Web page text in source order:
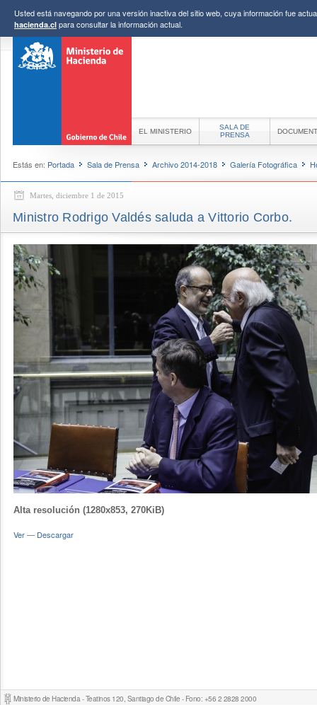
Usted está navegando por una versión inactiva del sitio web, cuya información fue
hacienda.cl para consultar la información actual.
EL MINISTERIO
SALA DE
PRENSA
Estás en: Portada Sala de Prensa Archivo 2014-2018 Galería Fotográfica
Martes, diciembre 1 de 2015
Ministro Rodrigo Valdés saluda a Vittorio Corbo.
Alta resolución (1280x853, 270KiB)
Ver— Descargar
Ministerio de Hacienda - Teatinos 120, Santiago de Chile - Fono: +56 2 2828 2000